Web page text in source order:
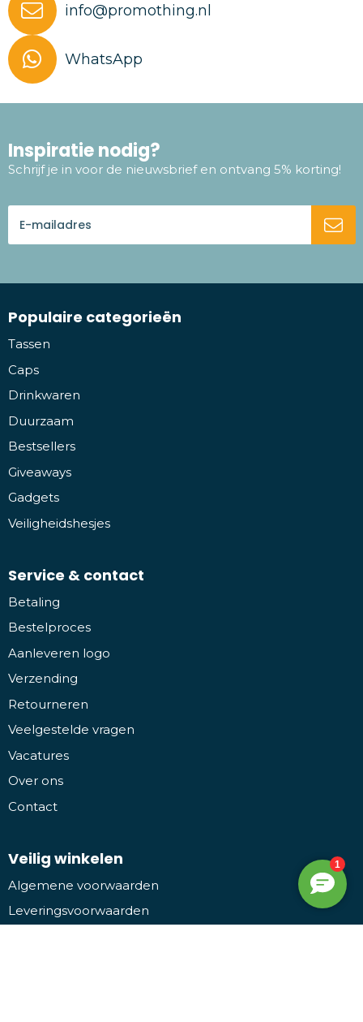
info@promothing.nl
WhatsApp
Inspiratie nodig?
Schrijf je in voor de nieuwsbrief en ontvang 5% korting!
Populaire categorieën
Tassen
Caps
Drinkwaren
Duurzaam
Bestsellers
Giveaways
Gadgets
Veiligheidshesjes
Service & contact
Betaling
Bestelproces
Aanleveren logo
Verzending
Retourneren
Veelgestelde vragen
Vacatures
Over ons
Contact
Veilig winkelen
Algemene voorwaarden
Leveringsvoorwaarden